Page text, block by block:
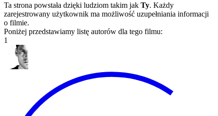
Ta strona powstała dzięki ludziom takim jak Ty. Każdy
zarejestrowany użytkownik ma możliwość uzupełniania informacji
o filmie.
Poniżej przedstawiamy listę autorów dla tego filmu:
1